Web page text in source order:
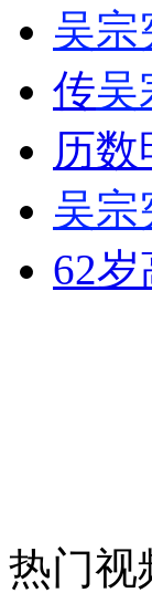
无痛分娩是
外交部：反
安徽一实载
吴宗
传吴
历数
吴宗
62
热门视